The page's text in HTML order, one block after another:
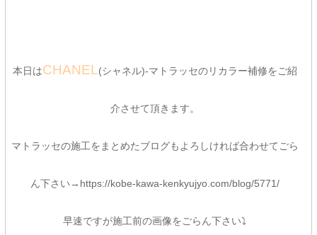
本日はCHANEL(シャネル)-マトラッセのリカラー補修をご紹
介させて頂きます。
マトラッセの施工をまとめたブログもよろしければ合わせてごら
ん下さい→https://kobe-kawa-kenkyujyo.com/blog/5771/
早速ですが施工前の画像をごらん下さい⤵